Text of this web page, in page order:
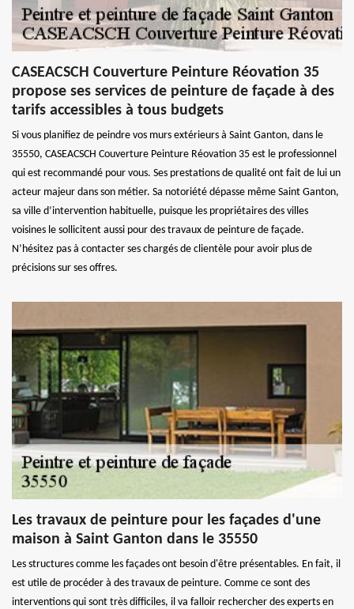
CASEACSCH Couverture Peinture Réovation 35
propose ses services de peinture de façade à des
tarifs accessibles à tous budgets
Si vous planifiez de peindre vos murs extérieurs à Saint Ganton, dans le
35550, CASEACSCH Couverture Peinture Réovation 35 est le professionnel
qui est recommandé pour vous. Ses prestations de qualité ont fait de lui un
acteur majeur dans son métier. Sa notoriété dépasse même Saint Ganton,
sa ville d’intervention habituelle, puisque les propriétaires des villes
voisines le sollicitent aussi pour des travaux de peinture de façade.
N’hésitez pas à contacter ses chargés de clientèle pour avoir plus de
précisions sur ses offres.
Les travaux de peinture pour les façades d'une
maison à Saint Ganton dans le 35550
Les structures comme les façades ont besoin d'être présentables. En fait, il
est utile de procéder à des travaux de peinture. Comme ce sont des
interventions qui sont très difficiles, il va falloir rechercher des experts en